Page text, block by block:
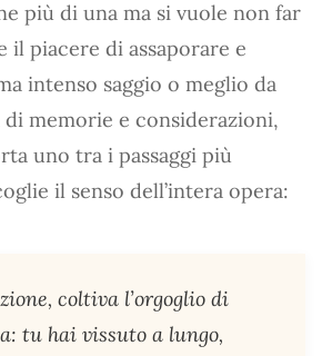
più di una ma si vuole non far
piacere di assaporare e
intenso saggio o meglio da
memorie e considerazioni,
uno tra i passaggi più
il senso dell’intera opera:
coltiva l’orgoglio di
tu hai vissuto a lungo,